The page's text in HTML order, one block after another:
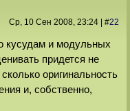
Ср, 10 Сен 2008, 23:24| #22
кусудам и модульных
придется не
оригинальность
и, собственно,